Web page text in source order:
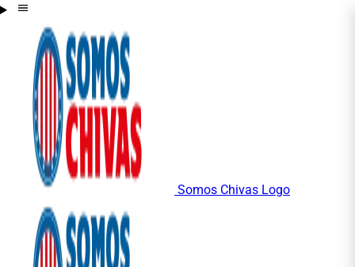
Somos Chivas Logo